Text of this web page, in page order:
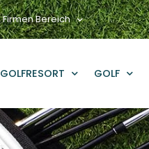
Firmen Bereich
GOLFRESORT GOLF